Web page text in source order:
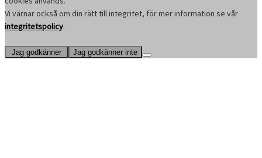
Vi värnar också om din rätt till integritet, för mer information se vår
integritetspolicy.
Jag godkänner Jag godkänner inte